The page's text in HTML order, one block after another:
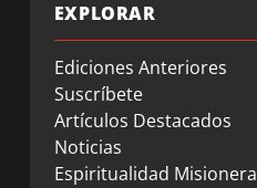
EXPLORAR
Ediciones Anteriores
Suscríbete
Artículos Destacados
Noticias
Espiritualidad Misionera